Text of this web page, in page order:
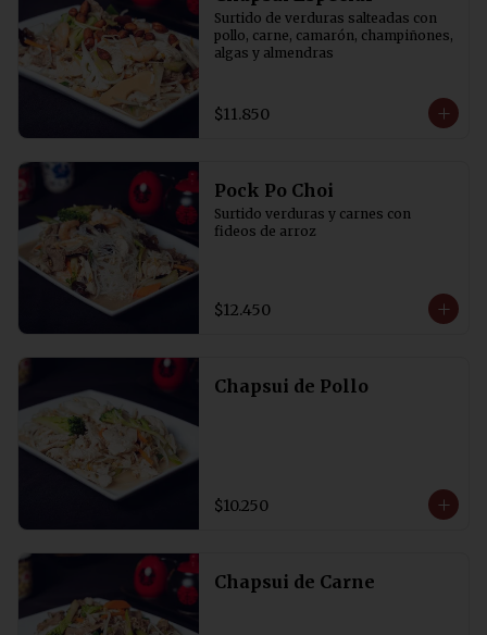
Surtido de verduras salteadas con
pollo, carne, camarón, champiñones,
algas y almendras
$11.850
Pock Po Choi
Surtido verduras y carnes con
fideos de arroz
$12.450
Chapsui de Pollo
$10.250
Chapsui de Carne